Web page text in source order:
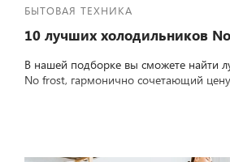
БЫТОВАЯ ТЕХНИКА
10 лучших холодильников
В нашей подборке вы сможете найти
No frost, гармонично сочетающий цену